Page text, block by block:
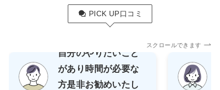
PICK UP口コミ
スクロールできます
自分のやりたいこと
があり時間が必要な
方是非お勧めいたし